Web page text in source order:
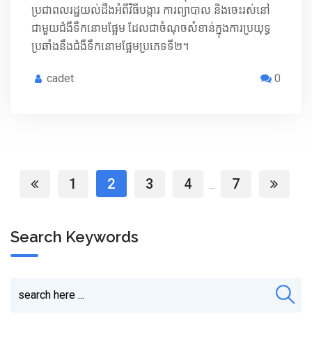
ប្រជាពលរដ្ឋយល់ដឹងអំពីវិធីបង្ការ​ ការព្យាបាល​ និងចេះរស់នៅ
ជាមួយ​ជំងឺទឹកនោមផ្អែម ដែលជាចំណុចសំខាន់ក្នុងការប្រយុទ្ធ
ប្រឆាំងនឹងជំងឺទឹកនោមផ្អែមប្រភេទទី២​។
cadet 0
1 2 3 4 7
Search Keywords